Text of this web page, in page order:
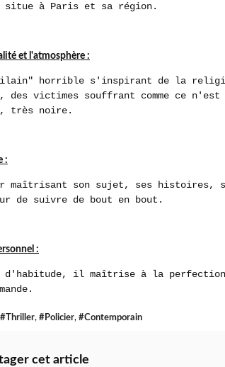
à Paris et sa région.
et l'atmosphère :
horrible s'inspirant de la
des victimes souffrant comme ce n'est
très noire.
:
maîtrisant son sujet, ses histoires,
de suivre de bout en bout.
:
d'habitude, il maîtrise à la
#Thriller, #Policier, #Contemporain
cet article